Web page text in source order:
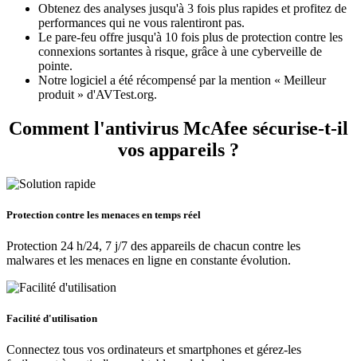
Obtenez des analyses jusqu'à 3 fois plus rapides et profitez de
performances qui ne vous ralentiront pas.
Le pare-feu offre jusqu'à 10 fois plus de protection contre les
connexions sortantes à risque, grâce à une cyberveille de
pointe.
Notre logiciel a été récompensé par la mention « Meilleur
produit » d'AVTest.org.
Comment l'antivirus McAfee sécurise-t-il
vos appareils ?
Protection contre les menaces en temps réel
Protection 24 h/24, 7 j/7 des appareils de chacun contre les
malwares et les menaces en ligne en constante évolution.
Facilité d'utilisation
Connectez tous vos ordinateurs et smartphones et gérez-les